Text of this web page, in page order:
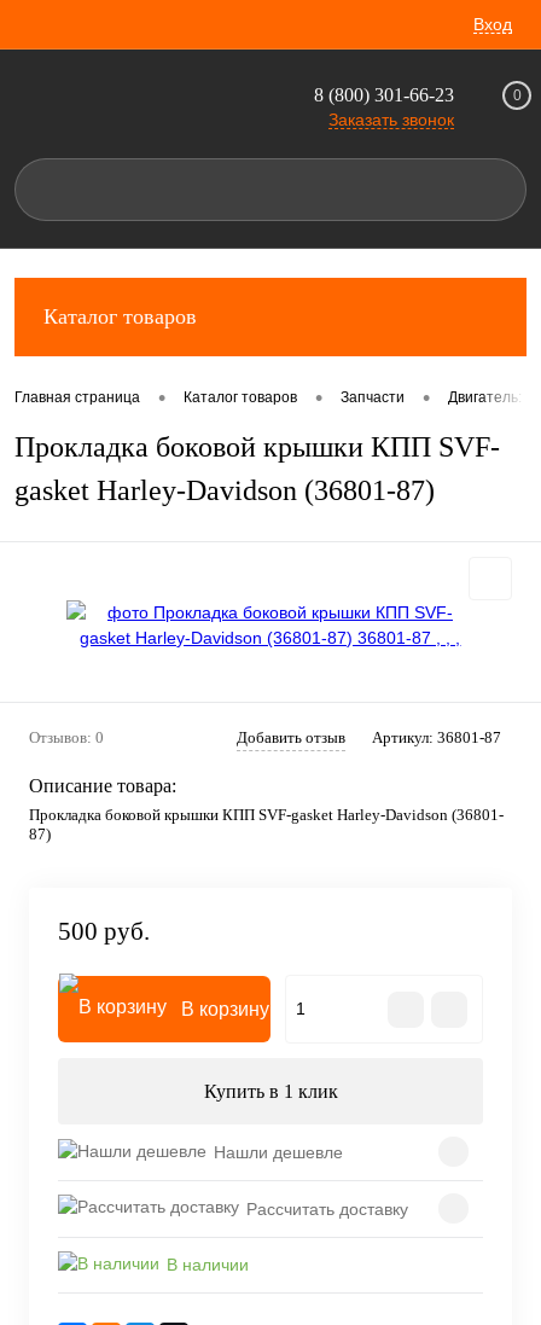
Вход
8 (800) 301-66-23
Заказать звонок
0
Каталог товаров
Главная страница • Каталог товаров • Запчасти • Двигатель:
Прокладка боковой крышки КПП SVF-
gasket Harley-Davidson (36801-87)
Отзывов: 0 Добавить отзыв Артикул: 36801-87
Описание товара:
Прокладка боковой крышки КПП SVF-gasket Harley-Davidson (36801-
87)
500 руб.
В корзину
Купить в 1 клик
Нашли дешевле
Рассчитать доставку
В наличии